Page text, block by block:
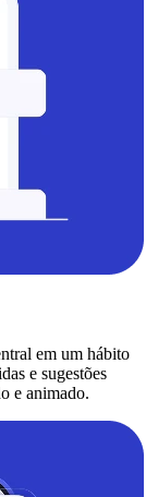
em um hábito
e sugestões
e animado.